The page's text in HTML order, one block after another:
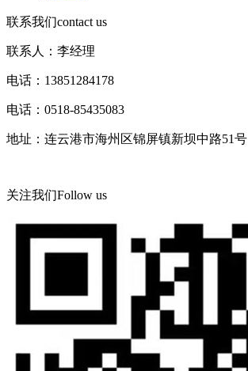
联系我们contact us
联系人：李经理
电话：13851284178
电话：0518-85435083
地址：连云港市海州区锦屏镇新坝中路51号
关注我们Follow us